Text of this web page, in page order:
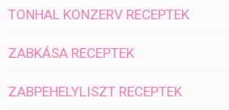
TONHAL KONZERV RECEPTEK
ZABKÁSA RECEPTEK
ZABPEHELYLISZT RECEPTEK